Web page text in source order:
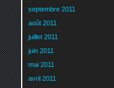
septembre 2011
août 2011
juillet 2011
juin 2011
mai 2011
avril 2011